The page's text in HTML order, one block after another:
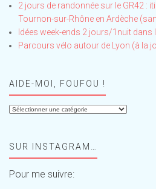
2 jours de randonnée sur le GR42 :
Tournon-sur-Rhône en Ardèche
Idées week-ends 2 jours/1nuit dans
Parcours vélo autour de Lyon (à la
AIDE-MOI, FOUFOU !
Aide-
!SUR INSTAGRAM…
Pour me suivre: